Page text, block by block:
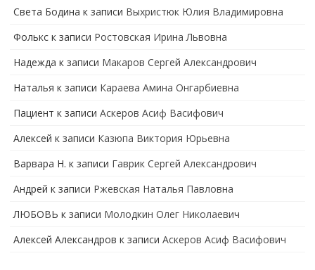
Света Бодина к записи Выхристюк Юлия Владимировна
Фолькс к записи Ростовская Ирина Львовна
Надежда к записи Макаров Сергей Александрович
Наталья к записи Караева Амина Онгарбиевна
Пациент к записи Аскеров Асиф Васифович
Алексей к записи Казюпа Виктория Юрьевна
Варвара Н. к записи Гаврик Сергей Александрович
Андрей к записи Ржевская Наталья Павловна
ЛЮБОВЬ к записи Молодкин Олег Николаевич
Алексей Александров к записи Аскеров Асиф Васифович